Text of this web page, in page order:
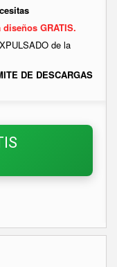
GRATIS.
de la
DE DESCARGAS